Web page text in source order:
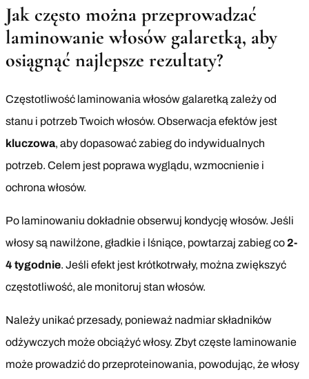
Jak często można przeprowadzać
laminowanie włosów galaretką, aby
osiągnąć najlepsze rezultaty?
Częstotliwość laminowania włosów galaretką zależy od
stanu i potrzeb Twoich włosów. Obserwacja efektów jest
kluczowa, aby dopasować zabieg do indywidualnych
potrzeb. Celem jest poprawa wyglądu, wzmocnienie i
ochrona włosów.
Po laminowaniu dokładnie obserwuj kondycję włosów. Jeśli
włosy są nawilżone, gładkie i lśniące, powtarzaj zabieg co 2-
4 tygodnie. Jeśli efekt jest krótkotrwały, można zwiększyć
częstotliwość, ale monitoruj stan włosów.
Należy unikać przesady, ponieważ nadmiar składników
odżywczych może obciążyć włosy. Zbyt częste laminowanie
może prowadzić do przeproteinowania, powodując, że włosy